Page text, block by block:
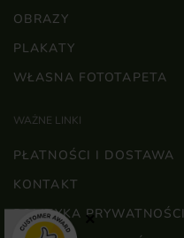
OBRAZY
PLAKATY
WŁASNA FOTOTAPETA
WAŻNE LINKI
PŁATNOŚCI I DOSTAWA
KONTAKT
POLITYKA PRYWATNOŚCI
×